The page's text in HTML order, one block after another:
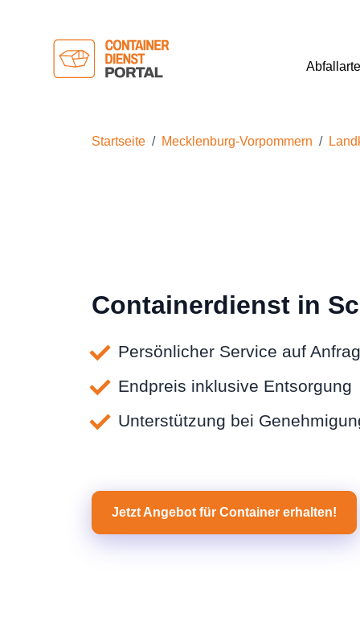
Startseite Mecklenburg-Vorpommern
Containerdienst in
Persönlicher Service auf
Endpreis inklusive Entsorgung
Unterstützung bei
Jetzt Angebot für Container erhalten!